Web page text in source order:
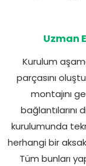
Uzman
Kurulum
parçasını
montajını
bağlantılarını
kurulumunda
herhangi bir
Tüm bunları